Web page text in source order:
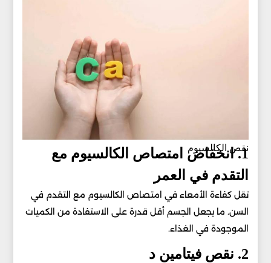
نقص الكالسيوم
1. انخفاض امتصاص الكالسيوم مع
التقدم في العمر
تقل كفاءة الأمعاء في امتصاص الكالسيوم مع التقدم في
السن. ما يجعل الجسم أقل قدرة على الاستفادة من الكميات
الموجودة في الغذاء.
2. نقص فيتامين د